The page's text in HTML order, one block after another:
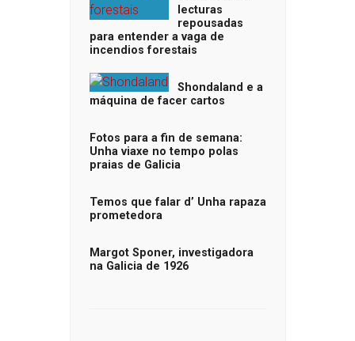
lecturas
repousadas
para entender a vaga de
incendios forestais
Shondaland e a
máquina de facer cartos
Fotos para a fin de semana:
Unha viaxe no tempo polas
praias de Galicia
Temos que falar d’ Unha rapaza
prometedora
Margot Sponer, investigadora
na Galicia de 1926